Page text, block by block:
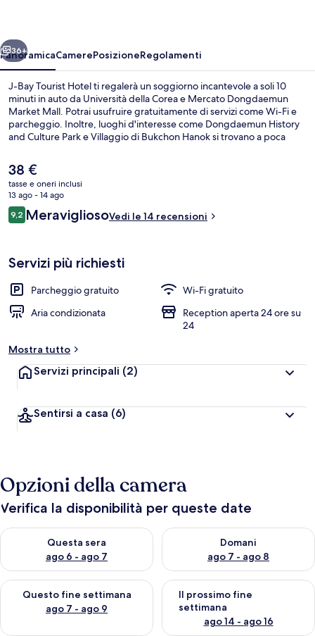
Avanti
36+
PanoramicaCamerePosizioneRegolamenti
J-Bay Tourist Hotel ti regalerà un soggiorno incantevole a soli 10
minuti in auto da Università della Corea e Mercato Dongdaemun
Market Mall. Potrai usufruire gratuitamente di servizi come Wi-Fi e
parcheggio. Inoltre, luoghi d'interesse come Dongdaemun History
and Culture Park e Villaggio di Bukchon Hanok si trovano a poca
spostarsi con i mezzi pubblici: Stazione di Suyu si trova a 5 min a
piedi e Stazione metro di Gaori a 14.
Il
prezzo
attuale
è
38 €
38 €
tasse e oneri inclusi
13 ago - 14 ago
Recensioni
9,29,2 su 10
MeravigliosoVedi le 14 recensioni
Servizi più richiesti
Parcheggio gratuito
Wi-Fi gratuito
Aria condizionata
Reception aperta 24 ore su
24
Mostra tutto
Servizi principali (2)
Sentirsi a casa (6)
Opzioni della camera
Verifica la disponibilità per queste date
Questa sera
ago 6 - ago 7
Verifica la disponibilità per questa sera, ago 6 - ago 7
Domani
ago 7 - ago 8
Verifica la disponibilità per
Questo fine settimana
ago 7 - ago 9
Verifica la disponibilità per questo fine settimana, ago 7 - ago
Il prossimo fine
settimana
ago 14 - ago 16
Verifica la disponibilità per il